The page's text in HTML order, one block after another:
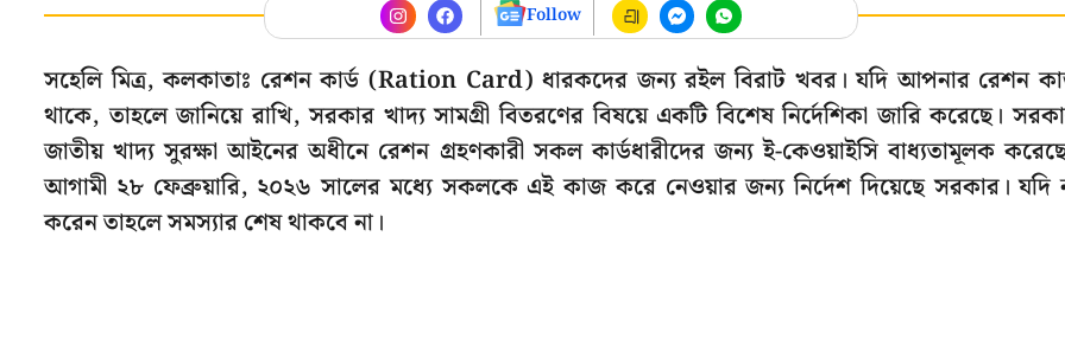
Follow
সহেলি মিত্র, কলকাতাঃ রেশন কার্ড (Ration Card) ধারকদের জন্য রইল বিরাট খবর। যদি আপনার রেশন
থাকে, তাহলে জানিয়ে রাখি, সরকার খাদ্য সামগ্রী বিতরণের বিষয়ে একটি বিশেষ নির্দেশিকা জারি করেছে।
জাতীয় খাদ্য সুরক্ষা আইনের অধীনে রেশন গ্রহণকারী সকল কার্ডধারীদের জন্য ই-কেওয়াইসি বাধ্যতামূলক
আগামী ২৮ ফেব্রুয়ারি, ২০২৬ সালের মধ্যে সকলকে এই কাজ করে নেওয়ার জন্য নির্দেশ দিয়েছে সরকার। যদি
করেন তাহলে সমস্যার শেষ থাকবে না।